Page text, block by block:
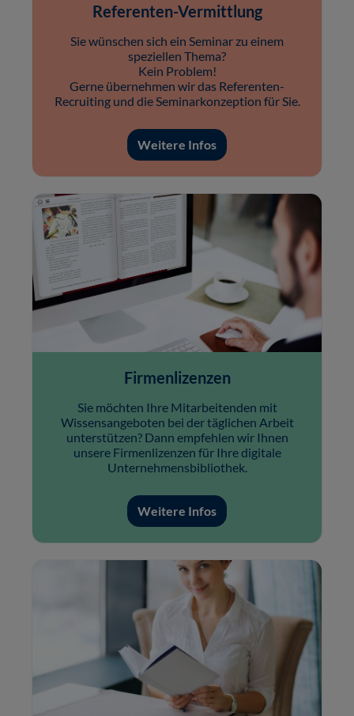
Referenten-Vermittlung
Sie wünschen sich ein Seminar zu einem
speziellen Thema?
Kein Problem!
Gerne übernehmen wir das Referenten-
Recruiting und die Seminarkonzeption für Sie.
Weitere Infos
Firmenlizenzen
Sie möchten Ihre Mitarbeitenden mit
Wissensangeboten bei der täglichen Arbeit
unterstützen? Dann empfehlen wir Ihnen
unsere Firmenlizenzen für Ihre digitale
Unternehmensbibliothek.
Weitere Infos